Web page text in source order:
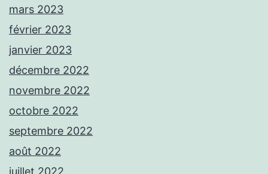
mars 2023
février 2023
janvier 2023
décembre 2022
novembre 2022
octobre 2022
septembre 2022
août 2022